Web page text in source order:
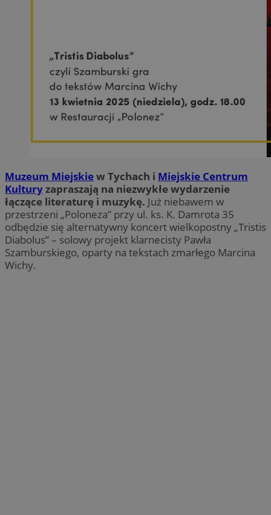
Muzeum Miejskiew Tychach i Miejskie Centrum
Kulturyzapraszają na niezwykłe wydarzenie
łączące literaturę i muzykę. Już niebawem w
przestrzeni „Poloneza” przy ul. ks. K. Damrota 35
odbędzie się alternatywny koncert wielkopostny „Tristis
Diabolus” – solowy projekt klarnecisty Pawła
Szamburskiego, oparty na tekstach zmarłego Marcina
Wichy.